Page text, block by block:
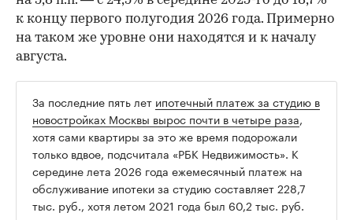
к концу первого полугодия 2026 года. Примерно
на таком же уровне они находятся и к началу
августа.
За последние пять лет ипотечный платеж за студию в
новостройках Москвы вырос почти в четыре раза,
хотя сами квартиры за это же время подорожали
только вдвое, подсчитала «РБК Недвижимость». К
середине лета 2026 года ежемесячный платеж на
обслуживание ипотеки за студию составляет 228,7
тыс. руб., хотя летом 2021 года был 60,2 тыс. руб.